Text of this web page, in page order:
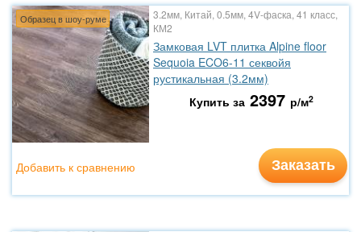
Образец в шоу-руме
3.2мм, Китай, 0.5мм, 4V-фаска, 41 класс,
КМ2
Замковая LVT плитка Alpine floor
Sequoia ECO6-11 секвойя
рустикальная (3.2мм)
Купить за 2397 р/м2
Заказать
Добавить к сравнению